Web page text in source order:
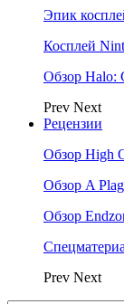
Эпик
Косплей
Обзор Halo:
Prev Next
Рецензии
Обзор High
Обзор A
Обзор
Prev Next